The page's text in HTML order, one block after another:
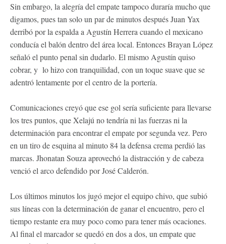
Sin embargo, la alegría del empate tampoco duraría mucho que
digamos, pues tan solo un par de minutos después Juan Yax
derribó por la espalda a Agustín Herrera cuando el mexicano
conducía el balón dentro del área local. Entonces Brayan López
señaló el punto penal sin dudarlo. El mismo Agustín quiso
cobrar, y lo hizo con tranquilidad, con un toque suave que se
adentró lentamente por el centro de la portería.
Comunicaciones creyó que ese gol sería suficiente para llevarse
los tres puntos, que Xelajú no tendría ni las fuerzas ni la
determinación para encontrar el empate por segunda vez. Pero
en un tiro de esquina al minuto 84 la defensa crema perdió las
marcas. Jhonatan Souza aprovechó la distracción y de cabeza
venció el arco defendido por José Calderón.
Los últimos minutos los jugó mejor el equipo chivo, que subió
sus líneas con la determinación de ganar el encuentro, pero el
tiempo restante era muy poco como para tener más ocaciones.
Al final el marcador se quedó en dos a dos, un empate que